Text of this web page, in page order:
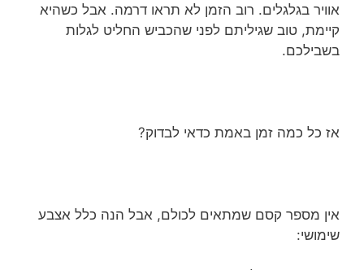
אוויר בגלגלים. רוב הזמן לא תראו דרמה. אבל כשהיא
קיימת, טוב שגיליתם לפני שהכביש החליט לגלות
בשבילכם.
אז כל כמה זמן באמת כדאי לבדוק?
אין מספר קסם שמתאים לכולם, אבל הנה כלל אצבע
שימושי: